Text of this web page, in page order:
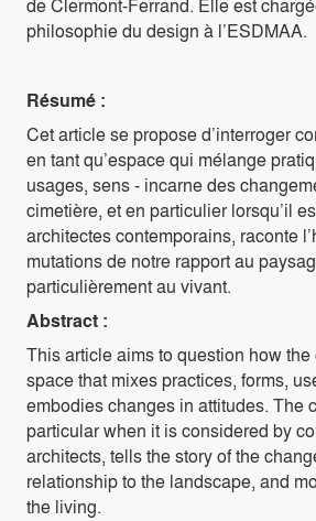
philosophie du design à l’ESDMAA.
Résumé :
Cet article se propose d’interroger
en tant qu’espace qui mélange
usages, sens - incarne des
cimetière, et en particulier lorsqu’il
architectes contemporains, raconte
mutations de notre rapport au
particulièrement au vivant.
Abstract :
This article aims to question how the
space that mixes practices, forms,
embodies changes in attitudes. The
particular when it is considered by
architects, tells the story of the
relationship to the landscape, and
the living.